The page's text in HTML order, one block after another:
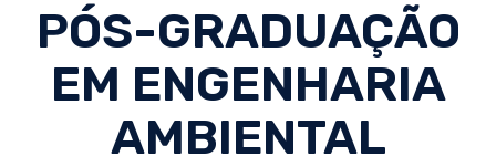
PÓS-GRADUAÇÃO
EM ENGENHARIA
AMBIENTAL